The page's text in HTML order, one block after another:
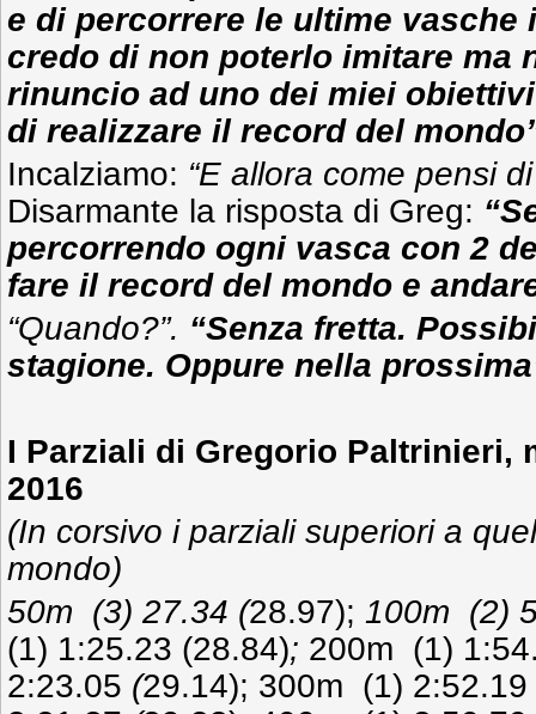
e di percorrere le ultime vasche
credo di non poterlo imitare ma
rinuncio ad uno dei miei
di realizzare il record del
Incalziamo: “E allora come pensi
Disarmante la risposta di Greg:
percorrendo ogni vasca con 2
fare il record del mondo e
“Quando?”. “Senza fretta.
stagione. Oppure nella
I Parziali di Gregorio Paltrinieri,
2016
(In corsivo i parziali superiori a
mondo)
50m (3) 27.34 (28.97); 100m (2)
(1) 1:25.23 (28.84); 200m (1)
2:23.05 (29.14); 300m (1) 2:52.19